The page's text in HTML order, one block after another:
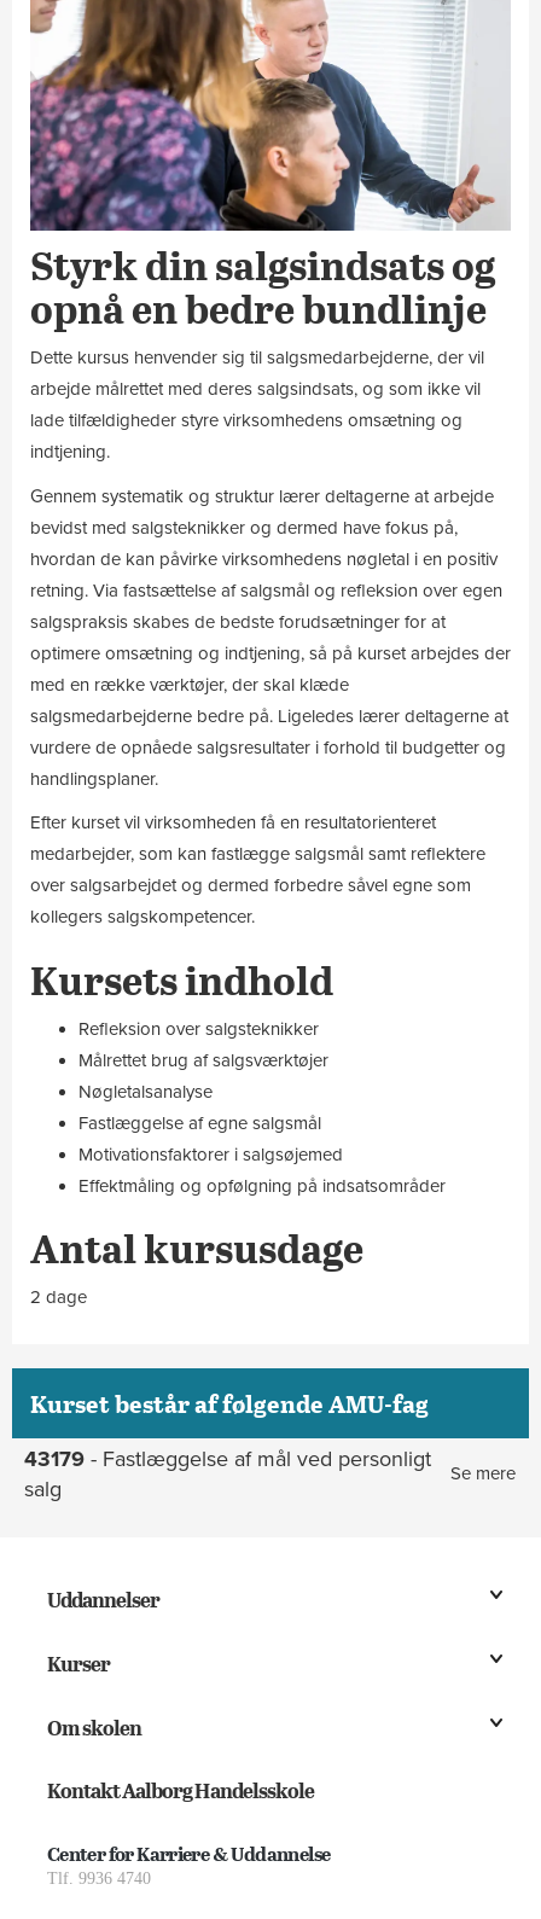
Styrk din salgsindsats og
opnå en bedre bundlinje
Dette kursus henvender sig til salgsmedarbejderne, der vil
arbejde målrettet med deres salgsindsats, og som ikke vil
lade tilfældigheder styre virksomhedens omsætning og
indtjening.
Gennem systematik og struktur lærer deltagerne at arbejde
bevidst med salgsteknikker og dermed have fokus på,
hvordan de kan påvirke virksomhedens nøgletal i en positiv
retning. Via fastsættelse af salgsmål og refleksion over egen
salgspraksis skabes de bedste forudsætninger for at
optimere omsætning og indtjening, så på kurset arbejdes der
med en række værktøjer, der skal klæde
salgsmedarbejderne bedre på. Ligeledes lærer deltagerne at
vurdere de opnåede salgsresultater i forhold til budgetter og
handlingsplaner.
Efter kurset vil virksomheden få en resultatorienteret
medarbejder, som kan fastlægge salgsmål samt reflektere
over salgsarbejdet og dermed forbedre såvel egne som
kollegers salgskompetencer.
Kursets indhold
Refleksion over salgsteknikker
Målrettet brug af salgsværktøjer
Nøgletalsanalyse
Fastlæggelse af egne salgsmål
Motivationsfaktorer i salgsøjemed
Effektmåling og opfølgning på indsatsområder
Antal kursusdage
2 dage
Kurset består af følgende AMU-fag
43179 - Fastlæggelse af mål ved personligt
salg
Se mere
Uddannelser
Kurser
Om skolen
Kontakt Aalborg Handelsskole
Center for Karriere & Uddannelse
Tlf. 9936 4740